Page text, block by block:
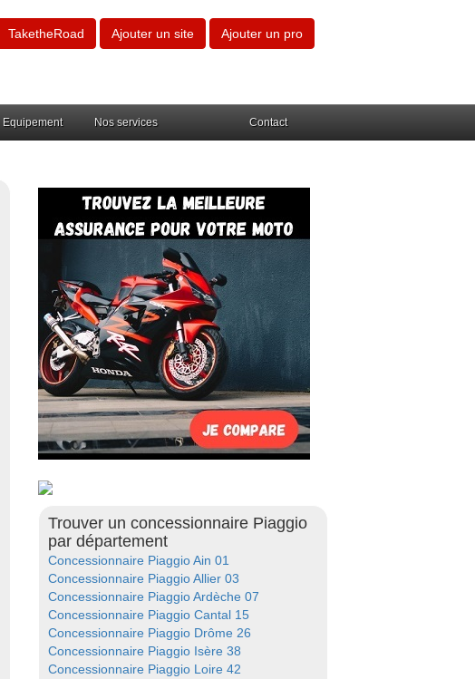
TaketheRoad Ajouter un site Ajouter un pro
Equipement Nos services Contact
Trouver un concessionnaire Piaggio
par département
Concessionnaire Piaggio Ain 01
Concessionnaire Piaggio Allier 03
Concessionnaire Piaggio Ardèche 07
Concessionnaire Piaggio Cantal 15
Concessionnaire Piaggio Drôme 26
Concessionnaire Piaggio Isère 38
Concessionnaire Piaggio Loire 42